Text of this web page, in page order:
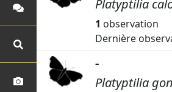
Platyptilia
1 observation
Dernière
-
Platyptilia